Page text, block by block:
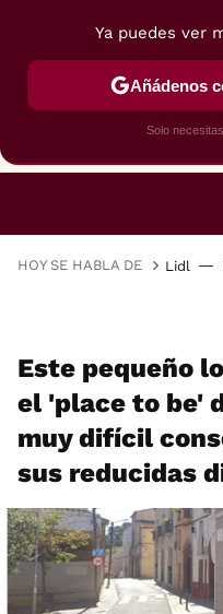
RESTAURANTES
HOY SE HABLA DE Lidl
Este pequeño
el 'place to be'
muy difícil
sus reducidas
Ya puedes ver
Añádenos
Solo